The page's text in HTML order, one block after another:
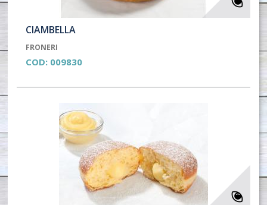
CIAMBELLA
FRONERI
COD: 009830